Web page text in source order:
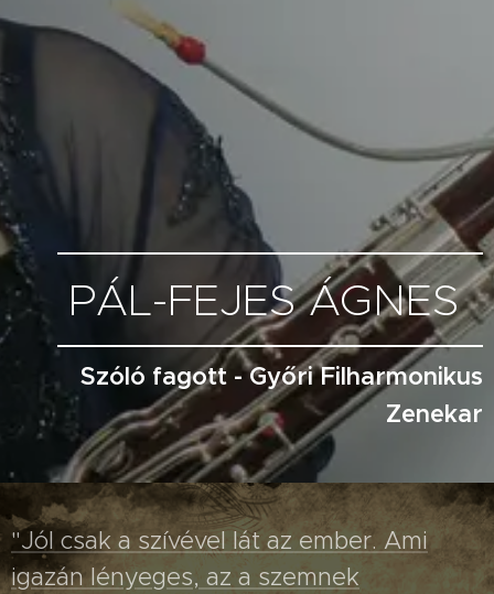
PÁL-FEJES ÁGNES
Szóló fagott - Győri Filharmonikus
Zenekar
"Jól csak a szívével lát az ember. Ami
igazán lényeges, az a szemnek